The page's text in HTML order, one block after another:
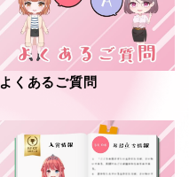
よくあるご質問